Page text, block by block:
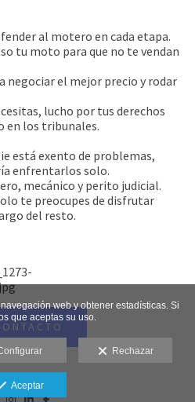
al motero en cada etapa.
tu moto para que no te vendan
negociar el mejor precio y rodar
lucho por tus derechos
en los tribunales.
está exento de problemas,
enfrentarlos solo.
mecánico y perito judicial.
te preocupes de disfrutar
del resto.
web y obtener estadísticas. Si
que aceptas su uso.
Rechazar
Aceptar